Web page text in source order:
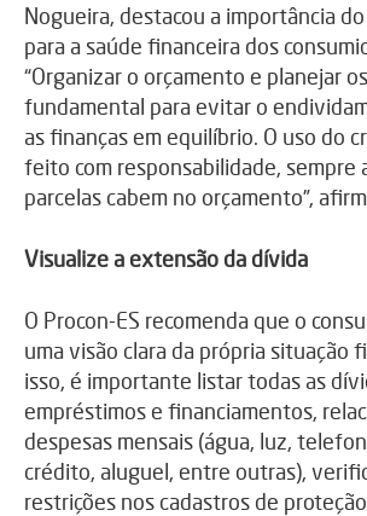
Nogueira, destacou a importância
para a saúde financeira dos
“Organizar o orçamento e planejar
fundamental para evitar o
as finanças em equilíbrio. O uso do
feito com responsabilidade, sempre
parcelas cabem no orçamento”,
Visualize a extensão da dívida
O Procon-ES recomenda que o
uma visão clara da própria situação
isso, é importante listar todas as
empréstimos e financiamentos,
despesas mensais (água, luz,
crédito, aluguel, entre outras),
restrições nos cadastros de